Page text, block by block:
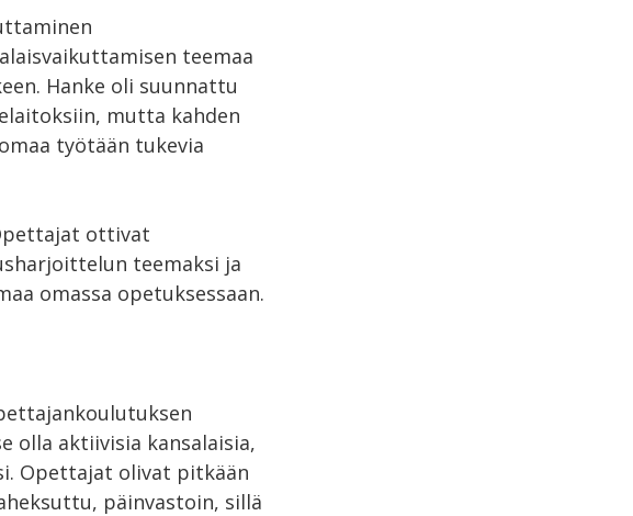
teemaa
Hanke oli suunnattu
mutta kahden
työtään tukevia
ottivat
teemaksi ja
omassa opetuksessaan.
olla aktiivisia kansalaisia,
Opettajat olivat pitkään
päinvastoin, sillä